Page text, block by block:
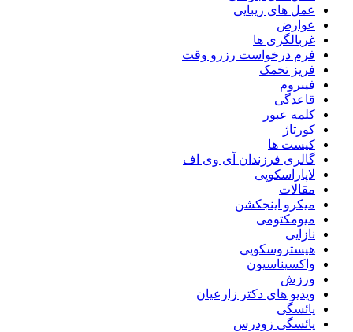
عمل های زیبایی
عوارض
غربالگری ها
فرم درخواست رزرو وقت
فریز تخمک
فیبروم
قاعدگی
کلمه عبور
کورتاژ
کیست ها
گالری فرزندان آی وی اف
لاپاراسکوپی
مقالات
میکرو اینجکشن
میومکتومی
نازایی
هیستروسکوپی
واکسیناسیون
ورزش
ویدیو های دکتر زارعیان
یائسگی
یائسگی زودرس